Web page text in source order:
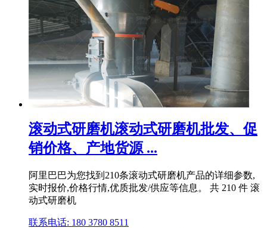
滚动式研磨机滚动式研磨机批发、促
销价格、产地货源 ...
阿里巴巴为您找到210条滚动式研磨机产品的详细参数,
实时报价,价格行情,优质批发/供应等信息。 共 210 件 滚
动式研磨机
联系电话: 180 3780 8511